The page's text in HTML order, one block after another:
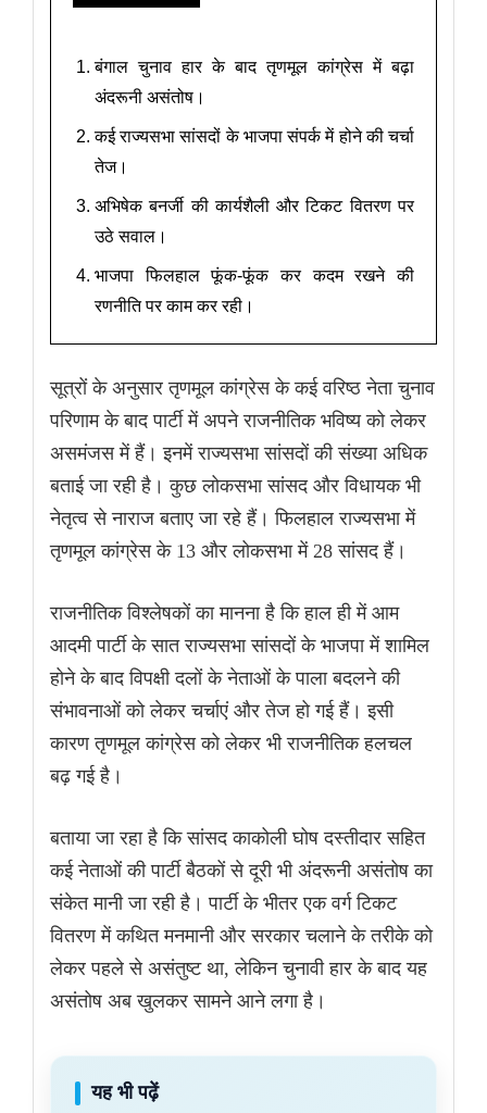
बंगाल चुनाव हार के बाद तृणमूल कांग्रेस में बढ़ा
अंदरूनी असंतोष।
कई राज्यसभा सांसदों के भाजपा संपर्क में होने की चर्चा
तेज।
अभिषेक बनर्जी की कार्यशैली और टिकट वितरण पर
उठे सवाल।
भाजपा फिलहाल फूंक-फूंक कर कदम रखने की
रणनीति पर काम कर रही।
सूत्रों के अनुसार तृणमूल कांग्रेस के कई वरिष्ठ नेता चुनाव
परिणाम के बाद पार्टी में अपने राजनीतिक भविष्य को लेकर
असमंजस में हैं। इनमें राज्यसभा सांसदों की संख्या अधिक
बताई जा रही है। कुछ लोकसभा सांसद और विधायक भी
नेतृत्व से नाराज बताए जा रहे हैं। फिलहाल राज्यसभा में
तृणमूल कांग्रेस के 13 और लोकसभा में 28 सांसद हैं।
राजनीतिक विश्लेषकों का मानना है कि हाल ही में आम
आदमी पार्टी के सात राज्यसभा सांसदों के भाजपा में शामिल
होने के बाद विपक्षी दलों के नेताओं के पाला बदलने की
संभावनाओं को लेकर चर्चाएं और तेज हो गई हैं। इसी
कारण तृणमूल कांग्रेस को लेकर भी राजनीतिक हलचल
बढ़ गई है।
बताया जा रहा है कि सांसद काकोली घोष दस्तीदार सहित
कई नेताओं की पार्टी बैठकों से दूरी भी अंदरूनी असंतोष का
संकेत मानी जा रही है। पार्टी के भीतर एक वर्ग टिकट
वितरण में कथित मनमानी और सरकार चलाने के तरीके को
लेकर पहले से असंतुष्ट था, लेकिन चुनावी हार के बाद यह
असंतोष अब खुलकर सामने आने लगा है।
यह भी पढ़ें